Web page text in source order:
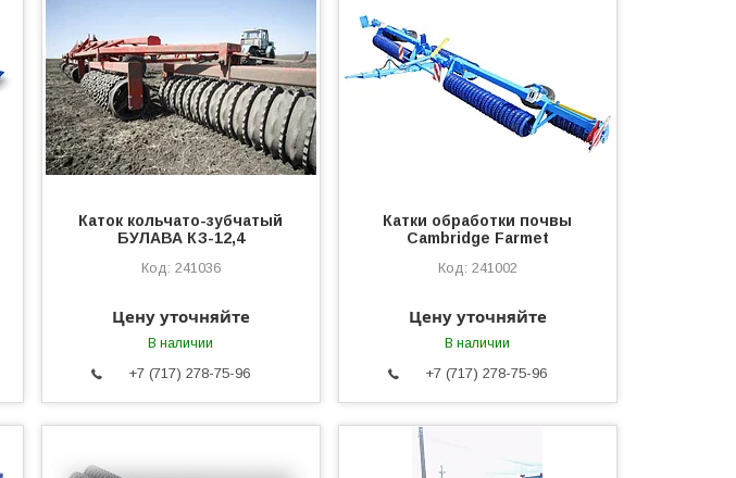
Каток кольчато-зубчатый
БУЛАВА КЗ-12,4
241036
Цену уточняйте
В наличии
+7 (717) 278-75-96
Катки обработки почвы
Cambridge Farmet
241002
Цену уточняйте
В наличии
+7 (717) 278-75-96